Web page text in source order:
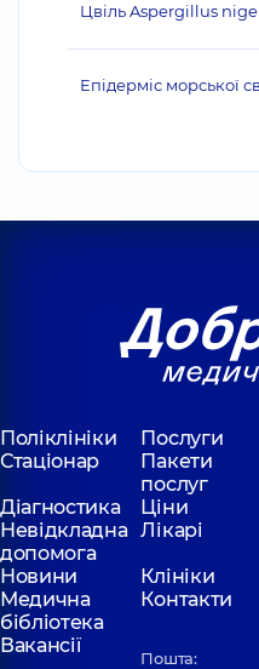
Цвіль Aspergillus
Епідерміс морської
Поліклініки
Послуги
Стаціонар
Пакети
послуг
Діагностика
Ціни
Невідкладна
допомога
Лікарі
Новини
Клініки
Медична
бібліотека
Контакти
Вакансії
Пошта: